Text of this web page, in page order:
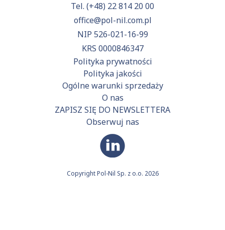
Tel. (+48) 22 814 20 00
office@pol-nil.com.pl
NIP 526-021-16-99
KRS 0000846347
Polityka prywatności
Polityka jakości
Ogólne warunki sprzedaży
O nas
ZAPISZ SIĘ DO NEWSLETTERA
Obserwuj nas
Copyright Pol-Nil Sp. z o.o. 2026